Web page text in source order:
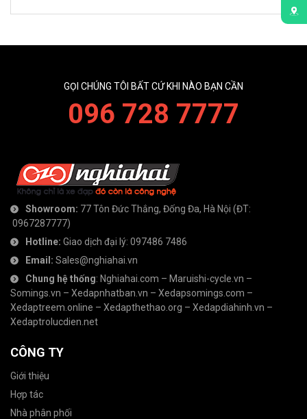
GỌI CHÚNG TÔI BẤT CỨ KHI NÀO BẠN CẦN
096 728 7777
Showroom: 77 Tôn Đức Thắng, Đống Đa, Hà Nội (ĐT:
0967287777)
Hotline: Giao dịch đại lý: 097486 7486
Email: Sales@nghiahai.vn
Chung hệ thống: Nghiahai.com – Maruishi-cycle.vn –
Somings.vn – Xedapnhatban.vn – Xedapsomings.com –
Xedaptreem.online – Xedapthethao.org – Xedapdiahinh.vn –
Xedaptrolucdien.net
CÔNG TY
Giới thiệu
Hợp tác
Nhà phân phối